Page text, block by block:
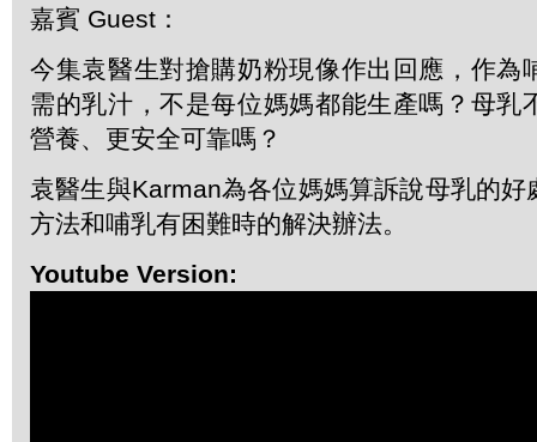
嘉賓 Guest：
今集袁醫生對搶購奶粉現像作出回應，作為
需的乳汁，不是每位媽媽都能生產嗎？母乳
營養、更安全可靠嗎？
袁醫生與Karman為各位媽媽算訴說母乳的好
方法和哺乳有困難時的解決辦法。
Youtube Version: